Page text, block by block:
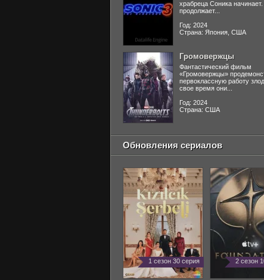
храбреца Соника
продолжает...
Год: 2024
Страна: Япония, США
Громовержцы
Фантастический фильм
«Громовержцы»
первоклассную работу
свое время они...
Год: 2024
Страна: США
Обновления сериалов
1 сезон 30 серия 2 сезон